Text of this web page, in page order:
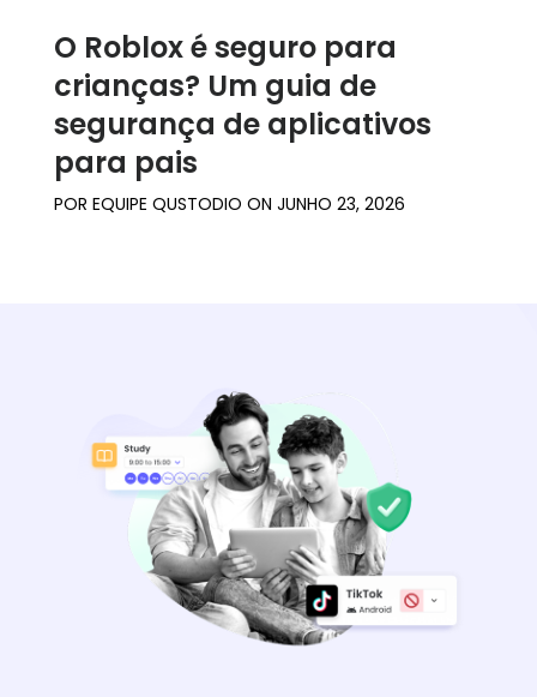
O Roblox é seguro para
crianças? Um guia de
segurança de aplicativos
para pais
POR EQUIPE QUSTODIO ON JUNHO 23, 2026